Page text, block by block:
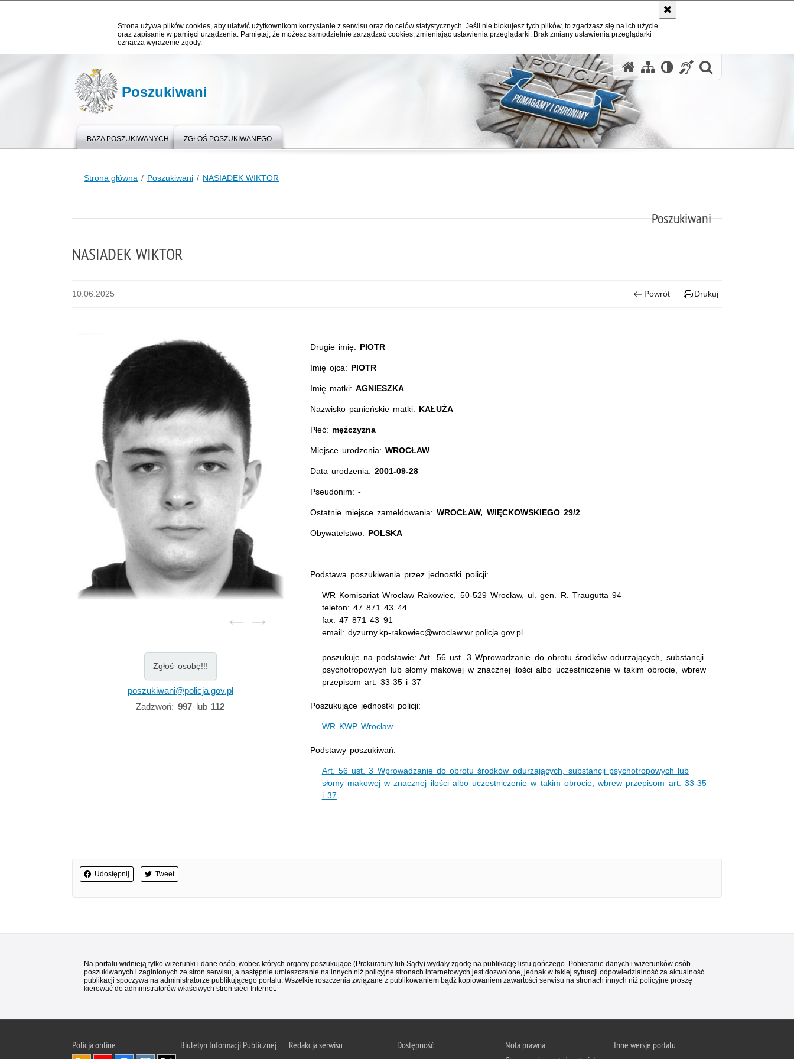
Strona używa plików cookies, aby ułatwić użytkownikom korzystanie z serwisu oraz do celów statystycznych. Jeśli nie blokujesz tych plików, to zgadzasz się na ich użycie
oraz zapisanie w pamięci urządzenia. Pamiętaj, że możesz samodzielnie zarządzać cookies, zmieniając ustawienia przeglądarki. Brak zmiany ustawienia przeglądarki
oznacza wyrażenie zgody.
Poszukiwani
BAZA POSZUKIWANYCH ZGŁOŚ POSZUKIWANEGO
Strona główna Poszukiwani NASIADEK WIKTOR
Poszukiwani
NASIADEK WIKTOR
10.06.2025 Powrót Drukuj
Zgłoś osobę!!!
poszukiwani@policja.gov.pl
Zadzwoń: 997lub 112
Drugie imię: PIOTR
Imię ojca: PIOTR
Imię matki:AGNIESZKA
Nazwisko panieńskie matki: KAŁUŻA
Płeć: mężczyzna
Miejsce urodzenia:WROCŁAW
Data urodzenia:2001-09-28
Pseudonim: -
Ostatnie miejsce zameldowania:WROCŁAW, WIĘCKOWSKIEGO 29/2
Obywatelstwo: POLSKA
Podstawa poszukiwania przez jednostki policji:
WR Komisariat Wrocław Rakowiec, 50-529 Wrocław, ul. gen. R. Traugutta 94
telefon: 47 871 43 44
fax: 47 871 43 91
email: dyzurny.kp-rakowiec@wroclaw.wr.policja.gov.pl
poszukuje na podstawie: Art. 56 ust. 3 Wprowadzanie do obrotu środków odurzających, substancji
psychotropowych lub słomy makowej w znacznej ilości albo uczestniczenie w takim obrocie, wbrew
przepisom art. 33-35 i 37
Poszukujące jednostki policji:
WR KWP Wrocław
Podstawy poszukiwań:
Art. 56 ust. 3 Wprowadzanie do obrotu środków odurzających, substancji psychotropowych lub
słomy makowej w znacznej ilości albo uczestniczenie w takim obrocie, wbrew przepisom art. 33-35
i 37
Udostępnij Tweet
Na portalu widnieją tylko wizerunki i dane osób, wobec których organy poszukujące (Prokuratury lub Sądy) wydały zgodę na publikację listu gończego. Pobieranie danych i wizerunków osób
poszukiwanych i zaginionych ze stron serwisu, a następnie umieszczanie na innych niż policyjne stronach internetowych jest dozwolone, jednak w takiej sytuacji odpowiedzialność za aktualność
publikacji spoczywa na administratorze publikującego portalu. Wszelkie roszczenia związane z publikowaniem bądź kopiowaniem zawartości serwisu na stronach innych niż policyjne proszę
kierować do administratorów właściwych stron sieci Internet.
Policjaonline Biuletyn Informacji Publicznej Redakcja serwisu Dostępność
Nota prawna
Inne wersje portalu